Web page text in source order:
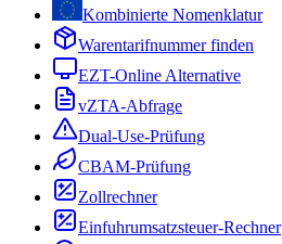
Kombinierte Nomenklatur
Warentarifnummer finden
EZT-Online Alternative
vZTA-Abfrage
Dual-Use-Prüfung
CBAM-Prüfung
Zollrechner
Einfuhrumsatzsteuer-Rechner